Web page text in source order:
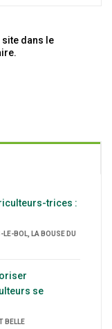
dans le
trices :
BOL, LA BOUSE DU
se
BELLE